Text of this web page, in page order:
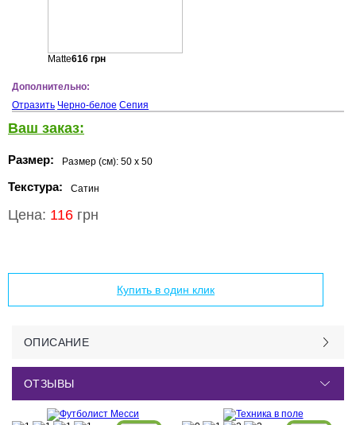
Matte616грн
Дополнительно:
Отразить Черно-белое Сепия
Ваш заказ:
Размер: Размер (см): 50 x 50
Текстура: Сатин
Цена: 116 грн
Купить в один клик
ОПИСАНИЕ
ОТЗЫВЫ